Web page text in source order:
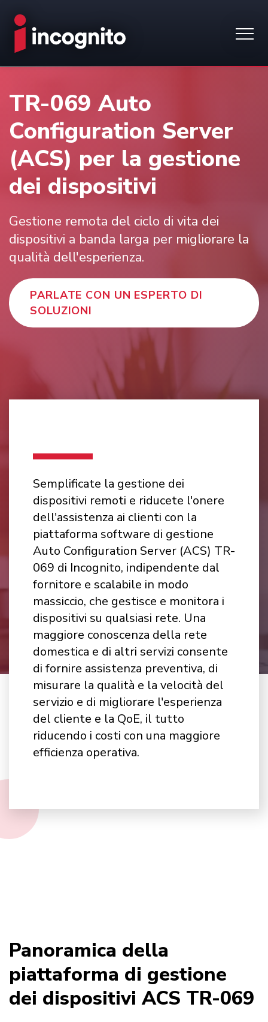
TR-069 Auto
Configuration Server
(ACS) per la gestione
dei dispositivi
Gestione remota del ciclo di vita dei
dispositivi a banda larga per migliorare la
qualità dell'esperienza.
PARLATE CON UN ESPERTO DI
SOLUZIONI
Semplificate la gestione dei
dispositivi remoti e riducete l'onere
dell'assistenza ai clienti con la
piattaforma software di gestione
Auto Configuration Server (ACS) TR-
069 di Incognito, indipendente dal
fornitore e scalabile in modo
massiccio, che gestisce e monitora i
dispositivi su qualsiasi rete. Una
maggiore conoscenza della rete
domestica e di altri servizi consente
di fornire assistenza preventiva, di
misurare la qualità e la velocità del
servizio e di migliorare l'esperienza
del cliente e la QoE, il tutto
riducendo i costi con una maggiore
efficienza operativa.
Panoramica della
piattaforma di gestione
dei dispositivi ACS TR-069